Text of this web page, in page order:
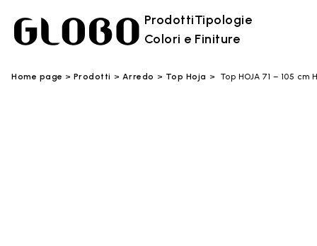
ProdottiTipologie
Colori e Finiture
Home page Prodotti Arredo Top Hoja Top HOJA 71 – 105 cm